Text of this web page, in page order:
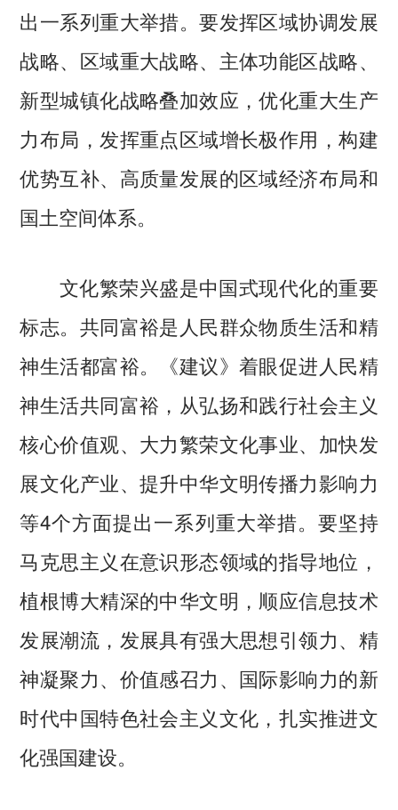
出一系列重大举措。要发挥区域协调发展
战略、区域重大战略、主体功能区战略、
新型城镇化战略叠加效应，优化重大生产
力布局，发挥重点区域增长极作用，构建
优势互补、高质量发展的区域经济布局和
国土空间体系。
文化繁荣兴盛是中国式现代化的重要
标志。共同富裕是人民群众物质生活和精
神生活都富裕。《建议》着眼促进人民精
神生活共同富裕，从弘扬和践行社会主义
核心价值观、大力繁荣文化事业、加快发
展文化产业、提升中华文明传播力影响力
等4个方面提出一系列重大举措。要坚持
马克思主义在意识形态领域的指导地位，
植根博大精深的中华文明，顺应信息技术
发展潮流，发展具有强大思想引领力、精
神凝聚力、价值感召力、国际影响力的新
时代中国特色社会主义文化，扎实推进文
化强国建设。